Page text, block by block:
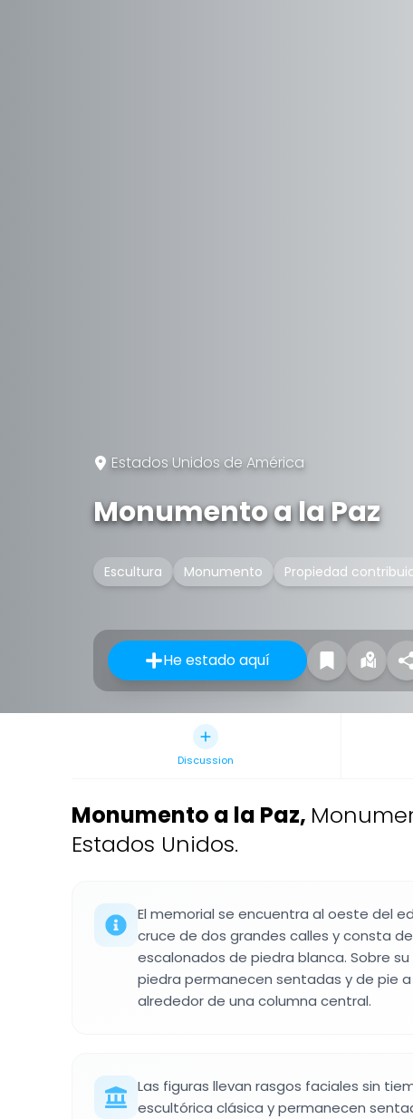
Estados Unidos de América
Monumento a la Paz
Escultura Monumento Propiedad
He estado aquí
Discussion
Monumento a la Paz,
Estados Unidos.
El memorial se encuentra al oeste del
cruce de dos grandes calles y consta
escalonados de piedra blanca. Sobre
piedra permanecen sentadas y de pie
alrededor de una columna central.
Las figuras llevan rasgos faciales sin
escultórica clásica y permanecen